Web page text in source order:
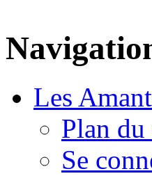
Les
Plan du
Se